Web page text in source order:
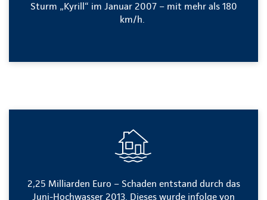
Sturm „Kyrill“ im Januar 2007 – mit mehr als 180
km/h.
2,25 Milliarden Euro – Schaden entstand durch das
Juni-Hochwasser 2013. Dieses wurde infolge von